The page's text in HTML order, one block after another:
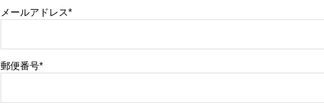
メールアドレス*
郵便番号*